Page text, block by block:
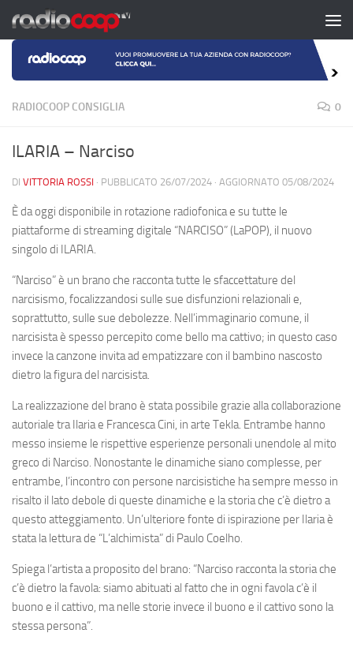
Salta al contenuto
RADIOCOOP CONSIGLIA 0
ILARIA – Narciso
DI VITTORIA ROSSI · PUBBLICATO 26/07/2024 · AGGIORNATO 05/08/2024
È da oggi disponibile in rotazione radiofonica e su tutte le
piattaforme di streaming digitale “NARCISO” (LaPOP), il nuovo
singolo di ILARIA.
“Narciso” è un brano che racconta tutte le sfaccettature del
narcisismo, focalizzandosi sulle sue disfunzioni relazionali e,
soprattutto, sulle sue debolezze. Nell’immaginario comune, il
narcisista è spesso percepito come bello ma cattivo; in questo caso
invece la canzone invita ad empatizzare con il bambino nascosto
dietro la figura del narcisista.
La realizzazione del brano è stata possibile grazie alla collaborazione
autoriale tra Ilaria e Francesca Cini, in arte Tekla. Entrambe hanno
messo insieme le rispettive esperienze personali unendole al mito
greco di Narciso. Nonostante le dinamiche siano complesse, per
entrambe, l’incontro con persone narcisistiche ha sempre messo in
risalto il lato debole di queste dinamiche e la storia che c’è dietro a
questo atteggiamento. Un’ulteriore fonte di ispirazione per Ilaria è
stata la lettura de “L’alchimista” di Paulo Coelho.
Spiega l’artista a proposito del brano: “Narciso racconta la storia che
c’è dietro la favola: siamo abituati al fatto che in ogni favola c’è il
buono e il cattivo, ma nelle storie invece il buono e il cattivo sono la
stessa persona”.